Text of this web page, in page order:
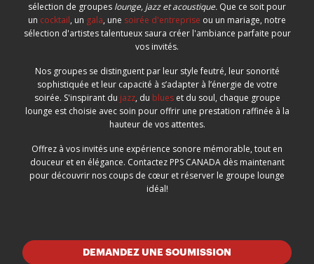
sélection de groupes lounge, jazz et acoustique. Que ce soit pour
un cocktail, un gala, une soirée d'entreprise ou un mariage, notre
sélection d'artistes talentueux saura créer l'ambiance parfaite pour
vos invités.
Nos groupes se distinguent par leur style feutré, leur sonorité
sophistiquée et leur capacité à s’adapter à l’énergie de votre
soirée. S'inspirant du jazz, du blueset du soul, chaque groupe
lounge est choisie avec soin pour offrir une prestation raffinée à la
hauteur de vos attentes.
Offrez à vos invités une expérience sonore mémorable, tout en
douceur et en élégance. Contactez PPS CANADA dès maintenant
pour découvrir nos coups de cœur et réserver le groupe lounge
idéal!
DEMANDEZ UNE SOUMISSION